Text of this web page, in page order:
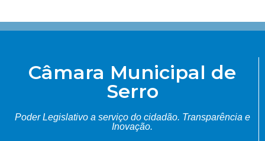
Câmara Municipal de
Serro
Poder Legislativo a serviço do cidadão. Transparência e
Inovação.